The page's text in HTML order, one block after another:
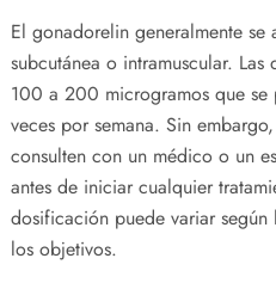
El gonadorelin generalmente
subcutánea o intramuscular.
100 a 200 microgramos que
veces por semana. Sin
consulten con un médico o un
antes de iniciar cualquier
dosificación puede variar según
los objetivos.